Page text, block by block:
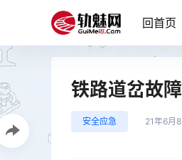
回首页
铁路道岔故
安全应急 21年6月8